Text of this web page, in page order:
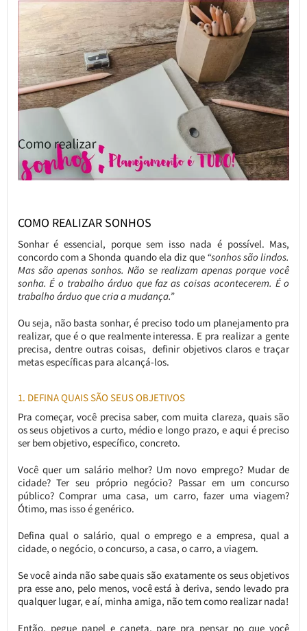
COMO REALIZAR SONHOS
Sonhar é essencial, porque sem isso nada é possível. Mas,
concordo com a Shonda quando ela diz que “sonhos são lindos.
Mas são apenas sonhos. Não se realizam apenas porque você
sonha. É o trabalho árduo que faz as coisas acontecerem. É o
trabalho árduo que cria a mudança.”
Ou seja, não basta sonhar, é preciso todo um planejamento pra
realizar, que é o que realmente interessa. E pra realizar a gente
precisa, dentre outras coisas, definir objetivos claros e traçar
metas específicas para alcançá-los.
1. DEFINA QUAIS SÃO SEUS OBJETIVOS
Pra começar, você precisa saber, com muita clareza, quais são
os seus objetivos a curto, médio e longo prazo, e aqui é preciso
ser bem objetivo, específico, concreto.
Você quer um salário melhor? Um novo emprego? Mudar de
cidade? Ter seu próprio negócio? Passar em um concurso
público? Comprar uma casa, um carro, fazer uma viagem?
Ótimo, mas isso é genérico.
Defina qual o salário, qual o emprego e a empresa, qual a
cidade, o negócio, o concurso, a casa, o carro, a viagem.
Se você ainda não sabe quais são exatamente os seus objetivos
pra esse ano, pelo menos, você está à deriva, sendo levado pra
qualquer lugar, e aí, minha amiga, não tem como realizar nada!
Então, pegue papel e caneta, pare pra pensar no que você